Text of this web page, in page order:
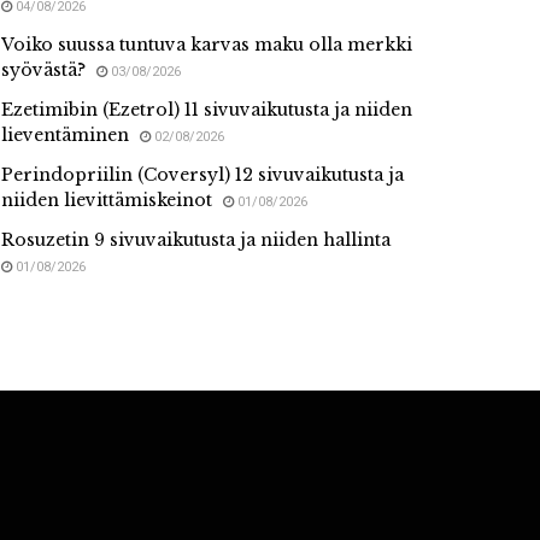
04/08/2026
Voiko suussa tuntuva karvas maku olla merkki
syövästä?
03/08/2026
Ezetimibin (Ezetrol) 11 sivuvaikutusta ja niiden
lieventäminen
02/08/2026
Perindopriilin (Coversyl) 12 sivuvaikutusta ja
niiden lievittämiskeinot
01/08/2026
Rosuzetin 9 sivuvaikutusta ja niiden hallinta
01/08/2026